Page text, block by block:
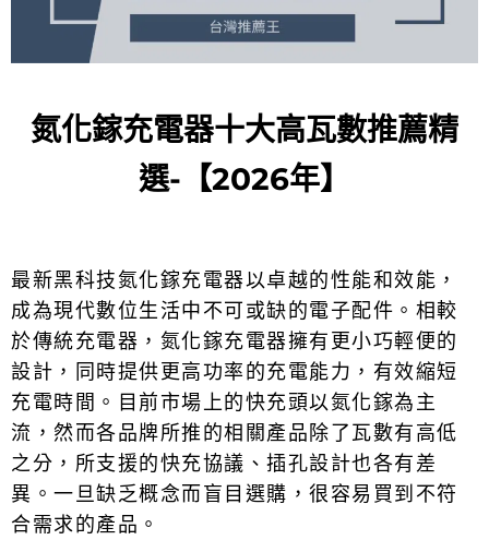
氮化鎵充電器十大高瓦數推薦精
選-【2026年】
最新黑科技氮化鎵充電器以卓越的性能和效能，
成為現代數位生活中不可或缺的電子配件。相較
於傳統充電器， 氮化鎵充電器擁有更小巧輕便的
設計，同時提供更高功率的充電能力，有效縮短
充電時間。目前市場上的快充頭以氮化鎵為主
流，然而各品牌所推的相關產品除了瓦數有高低
之分，所支援的快充協議、插孔設計也各有差
異。一旦缺乏概念而盲目選購，很容易買到不符
合需求的產品。